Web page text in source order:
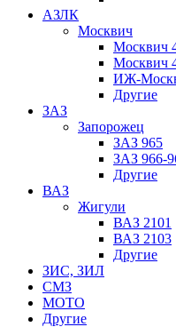
АЗЛК
Москвич
Москвич
Москвич
ИЖ-
Другие
ЗАЗ
Запорожец
ЗАЗ 965
ЗАЗ 966-
Другие
ВАЗ
Жигули
ВАЗ 2101
ВАЗ 2103
Другие
ЗИС, ЗИЛ
СМЗ
МОТО
Другие